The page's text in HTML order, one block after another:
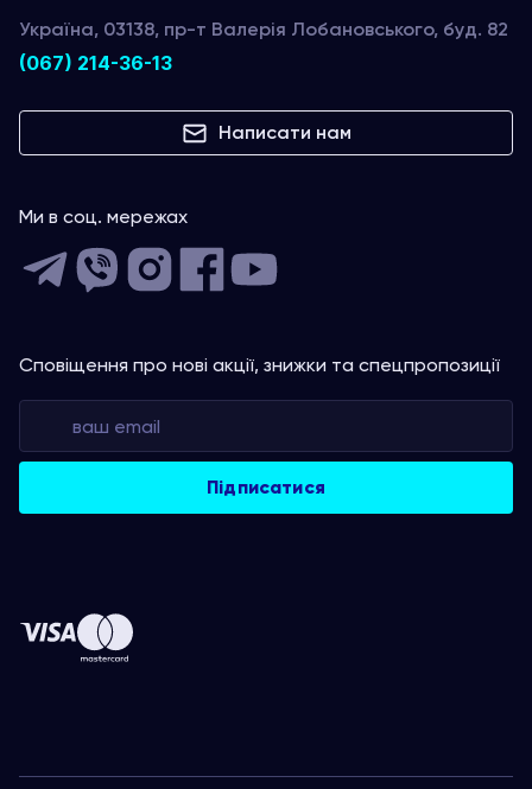
Україна, 03138, пр-т Валерія Лобановського, буд. 82
(067) 214-36-13
Написати нам
Ми в соц. мережах
Сповіщення про нові акції, знижки та спецпропозиції